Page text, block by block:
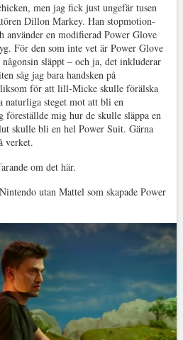
men jag fick just ungefär tusen
Dillon Markey. Han stopmotion-
använder en modifierad Power Glove
För den som inte vet är Power Glove
släppt – och ja, det inkluderar
såg jag bara handsken på
för att lill-Micke skulle förälska
naturliga steget mot att bli en
mig hur de skulle släppa en
skulle bli en hel Power Suit. Gärna
verket.
om det här.
utan Mattel som skapade Power